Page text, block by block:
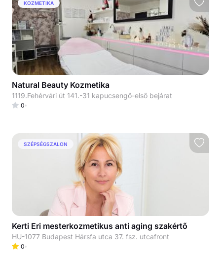
KOZMETIKA
Natural Beauty Kozmetika
1119.Fehérvári út 141.-31 kapucsengő-első bejárat
0
SZÉPSÉGSZALON
Kerti Eri mesterkozmetikus anti aging szakértő
HU-1077 Budapest Hársfa utca 37. fsz. utcafront
0